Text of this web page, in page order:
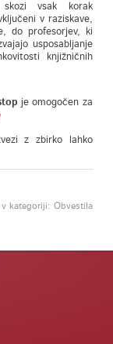
skozi vsak korak
v raziskave,
do profesorjev, ki
usposabljanje
knjižničnih
je omogočen za
z zbirko lahko
kategoriji: Obvestila